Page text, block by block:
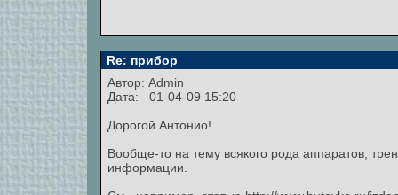
Re: прибор
Автор: Admin
Дата: 01-04-09 15:20
Дорогой Антонио!
Вообще-то на тему всякого рода аппаратов,
информации.